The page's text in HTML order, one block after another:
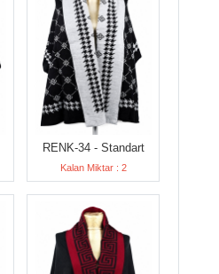
RENK-34 - Standart
Kalan Miktar : 2